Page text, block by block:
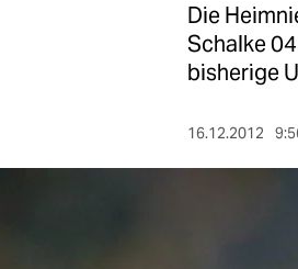
Die
Schalke
bisherige
16.12.2012